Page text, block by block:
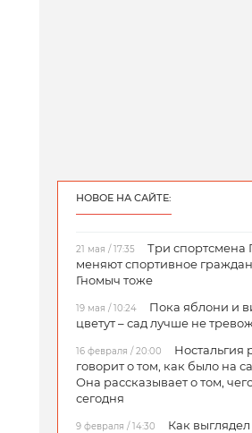
НОВОЕ НА САЙТЕ:
21 мая / 17:35
Три
меняют спортивное
Гномыч тоже
19 мая / 10:24
Пока яблони и
цветут – сад лучше не
16 февраля / 20:00
Ностальгия
говорит о том, как было на
Она рассказывает о том,
сегодня
9 февраля / 14:30
Как выглядел